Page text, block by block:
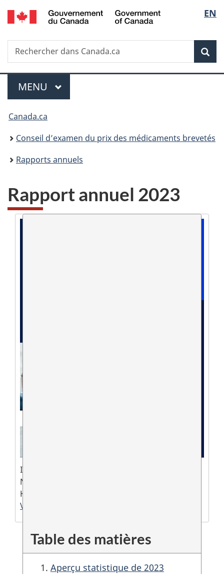
Passer
au
principal
Passer
à
Au
du
Passer
à
version
simplifiée
de
la
EN
Recherche
Rechercher
dans
Menu
MENU PRINCIPAL
Vous
êtes
ici :
Canada.ca
Conseil d’examen du prix des médicaments brevetés
Rapports annuels
Rapport annuel 2023
ISSN 1495 – 057X
Numéro de catalogue :
H78F-PDF
Version PDF (1,2 Mo)
Table des matières
Aperçu statistique de 2023